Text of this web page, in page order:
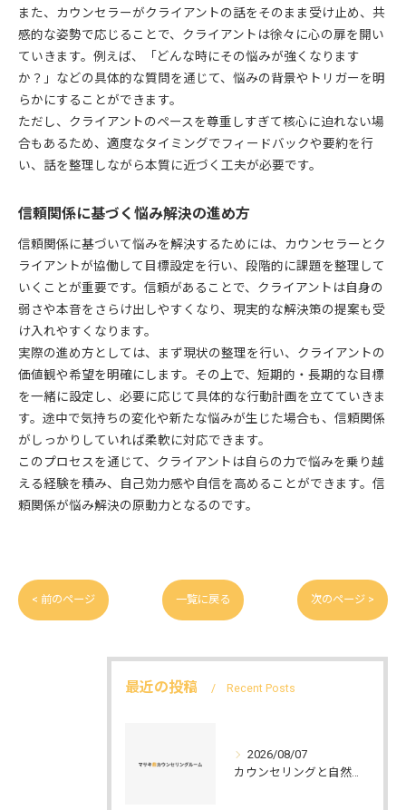
また、カウンセラーがクライアントの話をそのまま受け止め、共
感的な姿勢で応じることで、クライアントは徐々に心の扉を開い
ていきます。例えば、「どんな時にその悩みが強くなります
か？」などの具体的な質問を通じて、悩みの背景やトリガーを明
らかにすることができます。
ただし、クライアントのペースを尊重しすぎて核心に迫れない場
合もあるため、適度なタイミングでフィードバックや要約を行
い、話を整理しながら本質に近づく工夫が必要です。
信頼関係に基づく悩み解決の進め方
信頼関係に基づいて悩みを解決するためには、カウンセラーとク
ライアントが協働して目標設定を行い、段階的に課題を整理して
いくことが重要です。信頼があることで、クライアントは自身の
弱さや本音をさらけ出しやすくなり、現実的な解決策の提案も受
け入れやすくなります。
実際の進め方としては、まず現状の整理を行い、クライアントの
価値観や希望を明確にします。その上で、短期的・長期的な目標
を一緒に設定し、必要に応じて具体的な行動計画を立てていきま
す。途中で気持ちの変化や新たな悩みが生じた場合も、信頼関係
がしっかりしていれば柔軟に対応できます。
このプロセスを通じて、クライアントは自らの力で悩みを乗り越
える経験を積み、自己効力感や自信を高めることができます。信
頼関係が悩み解決の原動力となるのです。
< 前のページ 一覧に戻る 次のページ >
最近の投稿 Recent Posts
2026/08/07
カウンセリングと自然環境がつなぐ実践例と環境カウンセラーの役割を解説